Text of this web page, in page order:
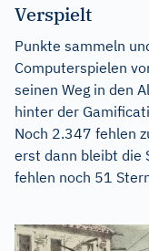
Verspielt
Punkte sammeln
Computerspielen
seinen Weg in den
hinter der
Noch 2.347 fehlen
erst dann bleibt die
fehlen noch 51